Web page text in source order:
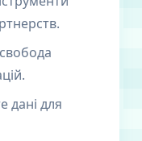
дані для